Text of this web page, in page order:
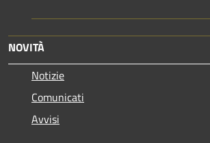
NOVITÀ
Notizie
Comunicati
Avvisi